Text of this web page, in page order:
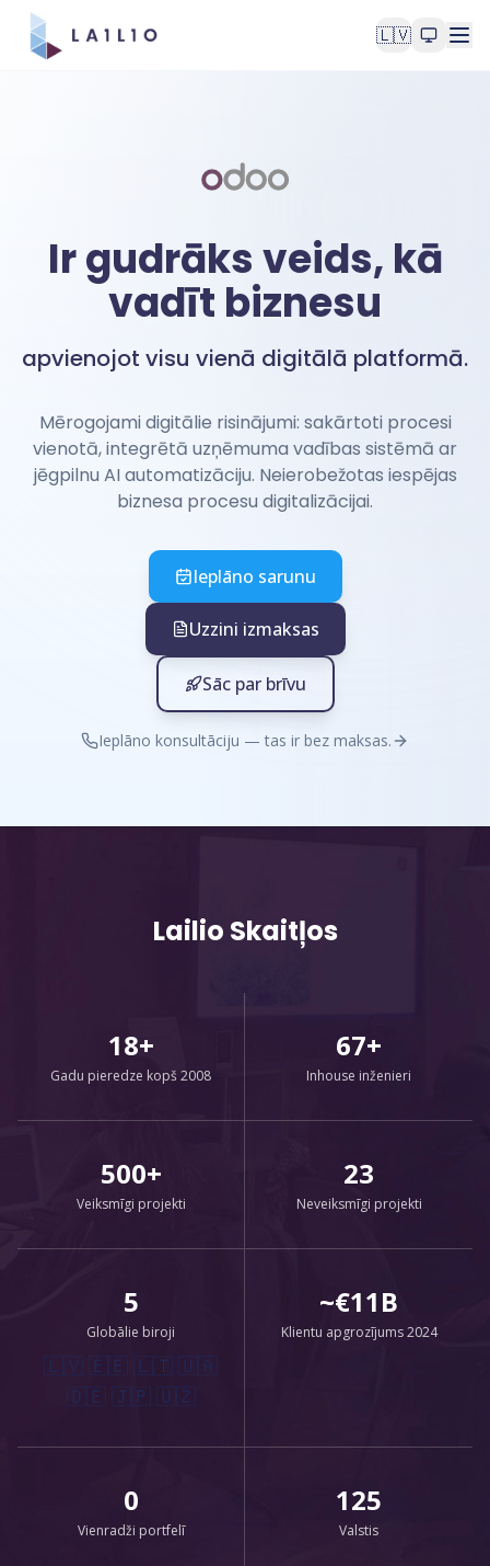
🇱🇻
Ir gudrāks veids, kā
vadīt biznesu
apvienojot visu vienā digitālā platformā.
Mērogojami digitālie risinājumi: sakārtoti procesi
vienotā, integrētā uzņēmuma vadības sistēmā ar
jēgpilnu AI automatizāciju. Neierobežotas iespējas
biznesa procesu digitalizācijai.
Ieplāno sarunu
Uzzini izmaksas
Sāc par brīvu
Ieplāno konsultāciju — tas ir bez maksas.
Lailio Skaitļos
18+
Gadu pieredze kopš 2008
67+
Inhouse inženieri
500+
Veiksmīgi projekti
23
Neveiksmīgi projekti
5
Globālie biroji
🇱🇻 🇪🇪 🇱🇹 🇺🇦
🇩🇪 🇯🇵 🇺🇿
~€11B
Klientu apgrozījums 2024
0
Vienradži portfelī
125
Valstis